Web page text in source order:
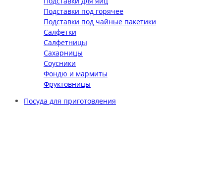
Подставки под горячее
Подставки под чайные пакетики
Салфетки
Салфетницы
Сахарницы
Соусники
Фондю и мармиты
Фруктовницы
Посуда для приготовления